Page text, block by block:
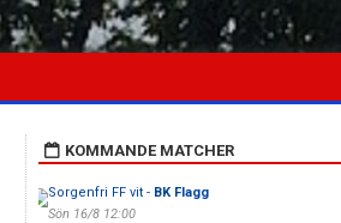
KOMMANDE MATCHER
Sorgenfri FF vit - BK Flagg
Sön 16/8 12:00